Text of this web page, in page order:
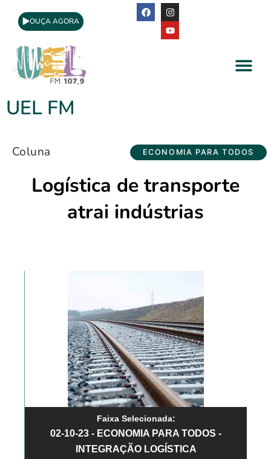
OUÇA AGORA
UEL FM
Coluna ECONOMIA PARA TODOS
Logística de transporte
atrai indústrias
Faixa Selecionada:
02-10-23 - ECONOMIA PARA TODOS -
INTEGRAÇÃO LOGÍSTICA